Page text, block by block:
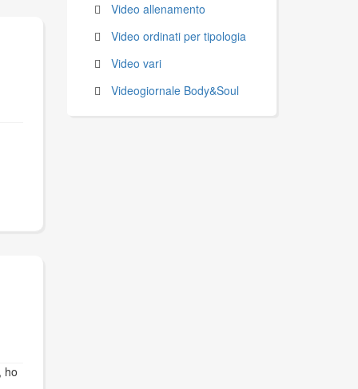
ho
Video allenamento
Video ordinati per tipologia
Video vari
Videogiornale Body&Soul